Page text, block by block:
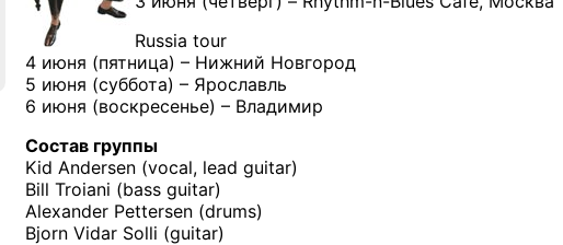
Russia tour
4 июня (пятница) – Нижний Новгород
5 июня (суббота) – Ярославль
6 июня (воскресенье) – Владимир
Состав группы
Kid Andersen (vocal, lead guitar)
Bill Troiani (bass guitar)
Alexander Pettersen (drums)
Bjorn Vidar Solli (guitar)